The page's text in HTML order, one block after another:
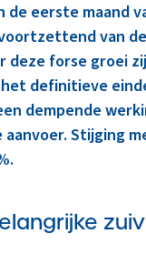
de eerste maand
van
deze forse groei
definitieve
dempende
Stijging